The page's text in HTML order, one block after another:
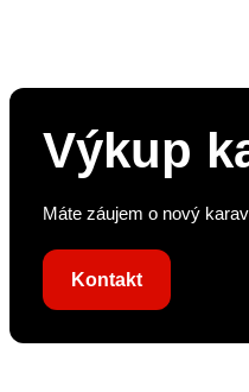
Výkup
Máte záujem o nový